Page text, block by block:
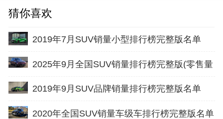
猜你喜欢
2019年7月SUV销量小型排行榜完整版名单
2025年9月全国SUV销量排行榜完整版(零售量
2019年9月SUV品牌销量排行榜完整版名单
2020年全国SUV销量车级车排行榜完整版名单